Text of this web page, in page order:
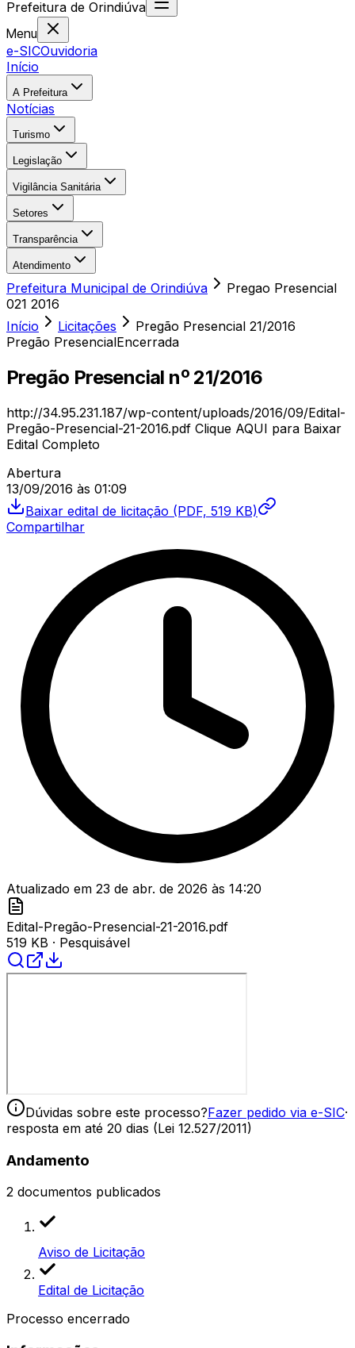
Prefeitura de Orindiúva
Menu
e-SICOuvidoria
Início
A Prefeitura
Notícias
Turismo
Legislação
Vigilância Sanitária
Setores
Transparência
Atendimento
Prefeitura Municipal de Orindiúva
Pregao Presencial
021 2016
Início
Licitações Pregão Presencial 21/2016
Pregão PresencialEncerrada
Pregão Presencial nº 21/2016
http://34.95.231.187/wp-content/uploads/2016/09/Edital-
Pregão-Presencial-21-2016.pdf Clique AQUI para Baixar
Edital Completo
Abertura
13/09/2016 às 01:09
Baixar edital de licitação (PDF, 519 KB)
Compartilhar
Atualizado em 23 de abr. de 2026 às 14:20
Edital-Pregão-Presencial-21-2016.pdf
519 KB · Pesquisável
Dúvidas sobre este processo?Fazer pedido via e-SIC·
resposta em até 20 dias (Lei 12.527/2011)
Andamento
2 documentos publicados
Aviso de Licitação
Edital de Licitação
Processo encerrado